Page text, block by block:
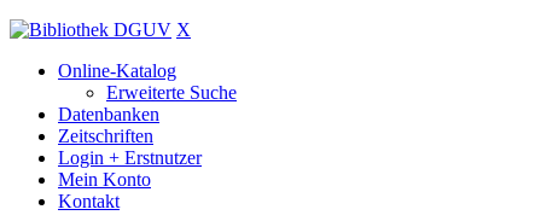
X
Online-Katalog
Erweiterte Suche
Datenbanken
Zeitschriften
Login + Erstnutzer
Mein Konto
Kontakt